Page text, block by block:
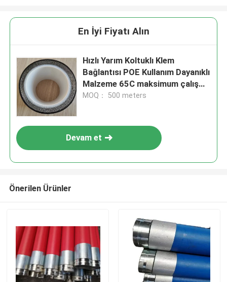
En İyi Fiyatı Alın
Hızlı Yarım Koltuklı Klem
Bağlantısı POE Kullanım Dayanıklı
Malzeme 65C maksimum çalışma
sıcaklığı ve Performans
MOQ： 500 meters
Devam et
Önerilen Ürünler